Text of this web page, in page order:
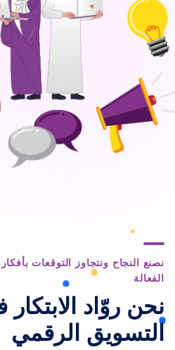
نصنع النجاح ونتجاوز التوقعات
الفعالة
نحن روّاد
التسويق الرقمي